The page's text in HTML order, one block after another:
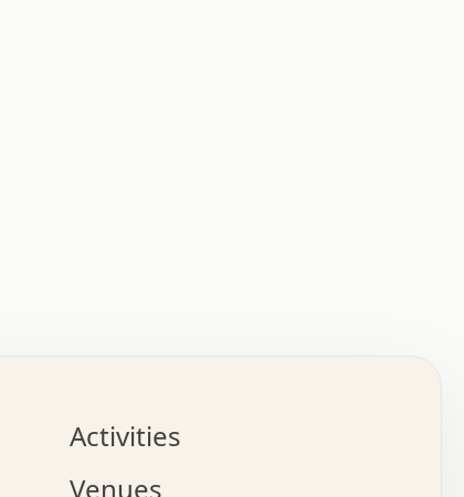
.   .   .   .   .   .   .   x   .   .   .   .
.   .   .   .   .   .   .   .   x   .   .   .
Activities
Venues